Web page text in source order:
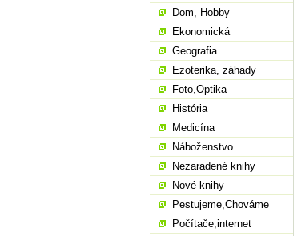
Dom, Hobby
Ekonomická
Geografia
Ezoterika, záhady
Foto,Optika
História
Medicína
Náboženstvo
Nezaradené knihy
Nové knihy
Pestujeme,Chováme
Počítače,internet